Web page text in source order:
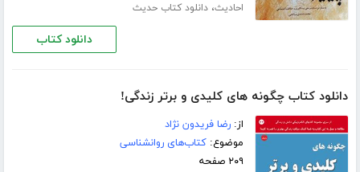
احادیث،دانلود کتاب حدیث
دانلود کتاب
دانلود کتاب چگونه های کلیدی و برتر زندگی!
از:رضا فریدون نژاد
موضوع:کتاب‌های روانشناسی
۲۰۹ صفحه